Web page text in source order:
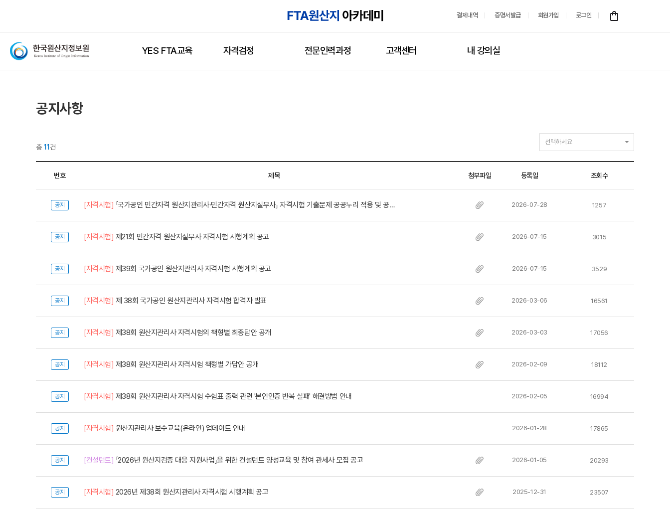
결제내역 증명서발급 회원가입 로그인
YES FTA교육 자격검정 전문인력과정 고객센터 내 강의실
공지사항
총 11 건
번호 제목 첨부파일 등록일 조회수
공지 [자격시험] 「국가공인 민간자격 원산지관리사·민간자격 원산지실무사」 자격시험 기출문제 공공누리 적용 및 공개 안내 2026-07-28 1257
공지 [자격시험] 제21회 민간자격 원산지실무사 자격시험 시행계획 공고 2026-07-15 3015
공지 [자격시험] 제39회 국가공인 원산지관리사 자격시험 시행계획 공고 2026-07-15 3529
공지 [자격시험] 제 38회 국가공인 원산지관리사 자격시험 합격자 발표 2026-03-06 16561
공지 [자격시험] 제38회 원산지관리사 자격시험의 책형별 최종답안 공개 2026-03-03 17056
공지 [자격시험] 제38회 원산지관리사 자격시험 책형별 가답안 공개 2026-02-09 18112
공지 [자격시험] 제38회 원산지관리사 자격시험 수험표 출력 관련 '본인인증 반복 실패' 해결방법 안내 2026-02-05 16994
공지 [자격시험] 원산지관리사 보수교육(온라인) 업데이트 안내 2026-01-28 17865
공지 [컨설턴트] 「2026년 원산지검증 대응 지원사업」을 위한 컨설턴트 양성교육 및 참여 관세사 모집 공고 2026-01-05 20293
공지 [자격시험] 2026년 제38회 원산지관리사 자격시험 시행계획 공고 2025-12-31 23507